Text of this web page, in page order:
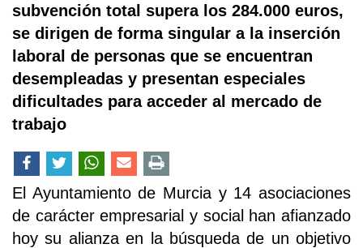
subvención total supera los 284.000 euros,
se dirigen de forma singular a la inserción
laboral de personas que se encuentran
desempleadas y presentan especiales
dificultades para acceder al mercado de
trabajo
El Ayuntamiento de Murcia y 14 asociaciones
de carácter empresarial y social han afianzado
hoy su alianza en la búsqueda de un objetivo